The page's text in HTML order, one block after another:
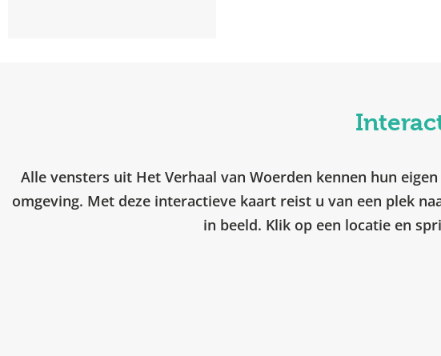
Alle vensters uit Het Verhaal van Woerden kennen hun
omgeving. Met deze interactieve kaart reist u van een plek
in beeld. Klik op een locatie en